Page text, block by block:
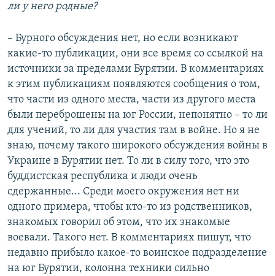
ли у него родные?
– Бурного обсуждения нет, но если возникают
какие-то публикации, они все время со ссылкой на
источники за пределами Бурятии. В комментариях
к этим публикациям появляются сообщения о том,
что части из одного места, части из другого места
были переброшены на юг России, непонятно – то ли
для учений, то ли для участия там в войне. Но я не
знаю, почему такого широкого обсуждения войны в
Украине в Бурятии нет. То ли в силу того, что это
буддистская республика и люди очень
сдержанные... Среди моего окружения нет ни
одного примера, чтобы кто-то из родственников,
знакомых говорил об этом, что их знакомые
воевали. Такого нет. В комментариях пишут, что
недавно прибыло какое-то воинское подразделение
на юг Бурятии, колонна техники сильно